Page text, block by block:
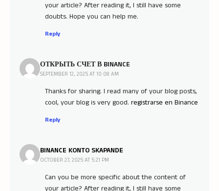
your article? After reading it, I still have some
doubts. Hope you can help me.
Reply
ОТКРЫТЬ СЧЕТ В BINANCE
SEPTEMBER 12, 2025 AT 10:08 AM
Thanks for sharing. I read many of your blog posts,
cool, your blog is very good. registrarse en Binance
Reply
BINANCE KONTO SKAPANDE
OCTOBER 27, 2025 AT 5:21 PM
Can you be more specific about the content of
your article? After reading it, I still have some